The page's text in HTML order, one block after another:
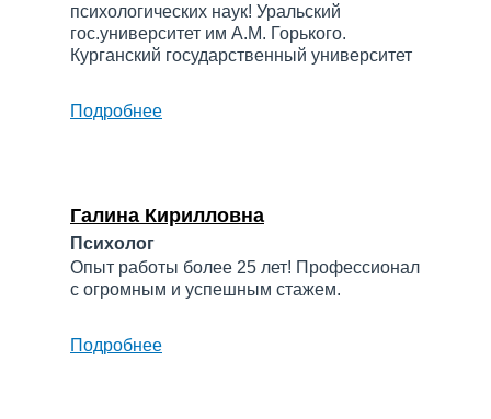
психологических наук! Уральский
гос.университет им А.М. Горького.
Курганский государственный университет
Подробнее
Галина Кирилловна
Психолог
Опыт работы более 25 лет! Профессионал
с огромным и успешным стажем.
Подробнее